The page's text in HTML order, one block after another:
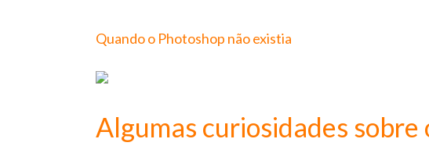
Quando o Photoshop não existia
Algumas curiosidades